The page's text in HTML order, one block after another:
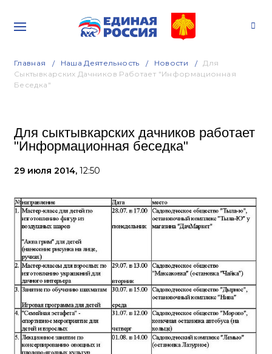
Главная Наша Деятельность Новости
Для
Сыктывкарских Дачников Работает "Информационная
Беседка"
Для сыктывкарских дачников работает
"Информационная беседка"
29 июля 2014, 12:50